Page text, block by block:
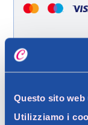
Questo sito
Utilizziamo i
Spedizione
Ritiro in